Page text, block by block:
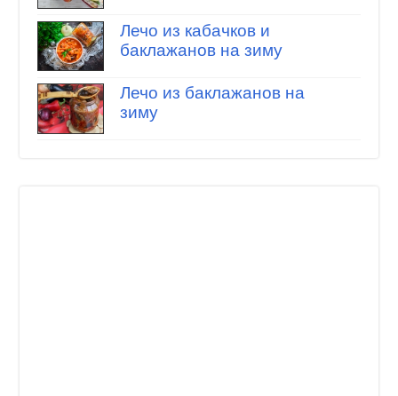
Лечо из кабачков и
баклажанов на зиму
Лечо из баклажанов на
зиму